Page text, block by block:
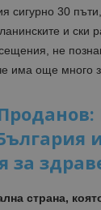
сигурно 30
и ски
не
има още много
за
страна,